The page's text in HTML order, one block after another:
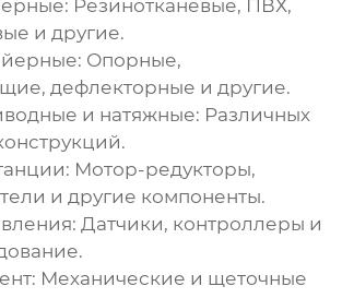
Резинотканевые, ПВХ,
и другие.
Опорные,
дефлекторные и другие.
и натяжные: Различных
Мотор-редукторы,
и другие компоненты.
Датчики, контроллеры и
Механические и щеточные